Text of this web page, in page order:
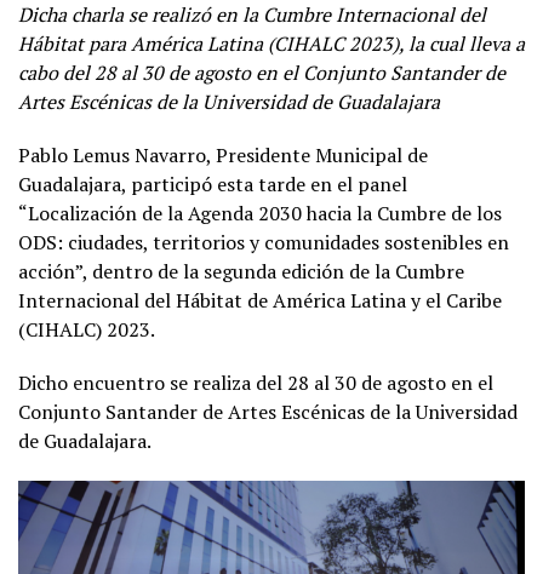
Dicha charla se realizó en la Cumbre Internacional del
Hábitat para América Latina (CIHALC 2023), la cual lleva a
cabo del 28 al 30 de agosto en el Conjunto Santander de
Artes Escénicas de la Universidad de Guadalajara
Pablo Lemus Navarro, Presidente Municipal de
Guadalajara, participó esta tarde en el panel
“Localización de la Agenda 2030 hacia la Cumbre de los
ODS: ciudades, territorios y comunidades sostenibles en
acción”, dentro de la segunda edición de la Cumbre
Internacional del Hábitat de América Latina y el Caribe
(CIHALC) 2023.
Dicho encuentro se realiza del 28 al 30 de agosto en el
Conjunto Santander de Artes Escénicas de la Universidad
de Guadalajara.